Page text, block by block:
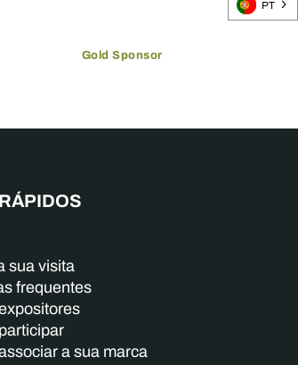
Gold Sponsor
sua visita
frequentes
a sua marca
PT